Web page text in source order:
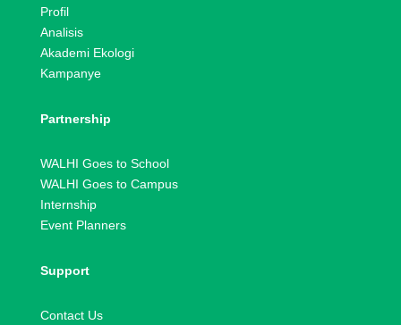
Profil
Analisis
Akademi Ekologi
Kampanye
Partnership
WALHI Goes to School
WALHI Goes to Campus
Internship
Event Planners
Support
Contact Us